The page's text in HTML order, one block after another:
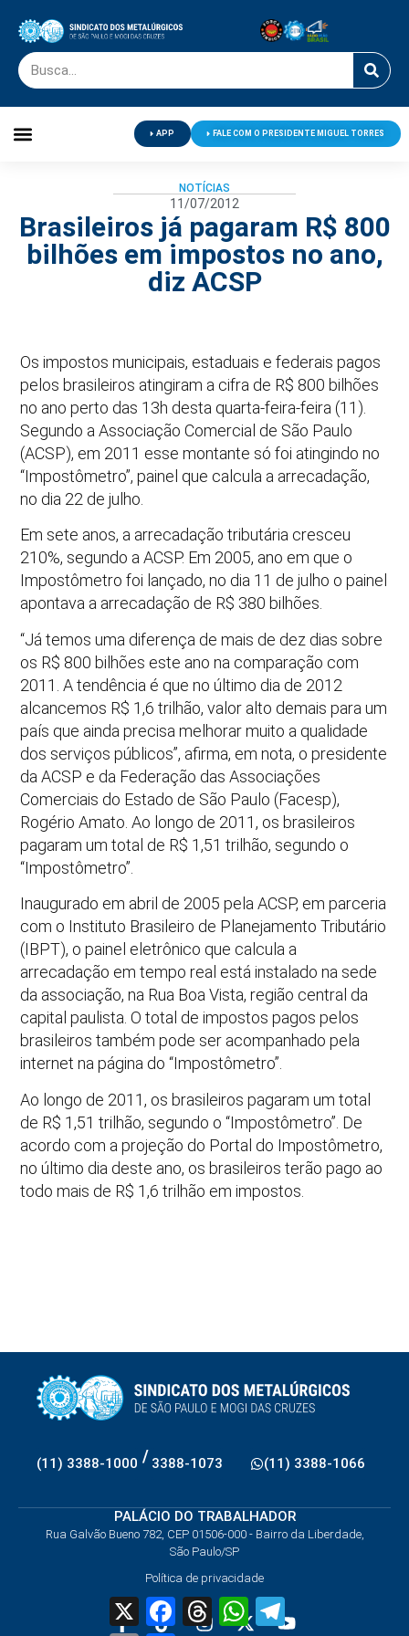
APP FALE COM O PRESIDENTE MIGUEL TORRES
NOTÍCIAS
11/07/2012
Brasileiros já pagaram R$ 800
bilhões em impostos no ano,
diz ACSP
Os impostos municipais, estaduais e federais pagos
pelos brasileiros atingiram a cifra de R$ 800 bilhões
no ano perto das 13h desta quarta-feira-feira (11).
Segundo a Associação Comercial de São Paulo
(ACSP), em 2011 esse montante só foi atingindo no
“Impostômetro”, painel que calcula a arrecadação,
no dia 22 de julho.
Em sete anos, a arrecadação tributária cresceu
210%, segundo a ACSP. Em 2005, ano em que o
Impostômetro foi lançado, no dia 11 de julho o painel
apontava a arrecadação de R$ 380 bilhões.
“Já temos uma diferença de mais de dez dias sobre
os R$ 800 bilhões este ano na comparação com
2011. A tendência é que no último dia de 2012
alcancemos R$ 1,6 trilhão, valor alto demais para um
país que ainda precisa melhorar muito a qualidade
dos serviços públicos”, afirma, em nota, o presidente
da ACSP e da Federação das Associações
Comerciais do Estado de São Paulo (Facesp),
Rogério Amato. Ao longo de 2011, os brasileiros
pagaram um total de R$ 1,51 trilhão, segundo o
“Impostômetro”.
Inaugurado em abril de 2005 pela ACSP, em parceria
com o Instituto Brasileiro de Planejamento Tributário
(IBPT), o painel eletrônico que calcula a
arrecadação em tempo real está instalado na sede
da associação, na Rua Boa Vista, região central da
capital paulista. O total de impostos pagos pelos
brasileiros também pode ser acompanhado pela
internet na página do “Impostômetro”.
Ao longo de 2011, os brasileiros pagaram um total
de R$ 1,51 trilhão, segundo o “Impostômetro”. De
acordo com a projeção do Portal do Impostômetro,
no último dia deste ano, os brasileiros terão pago ao
todo mais de R$ 1,6 trilhão em impostos.
(11) 3388-1000 / 3388-1073 (11) 3388-1066
PALÁCIO DO TRABALHADOR
Rua Galvão Bueno 782, CEP 01506-000 - Bairro da Liberdade,
São Paulo/SP
Política de privacidade
X FacebookThreadsWhatsApp